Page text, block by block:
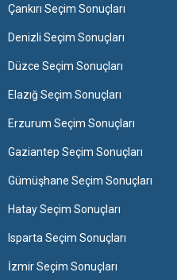
Çankırı Seçim Sonuçları
Denizli Seçim Sonuçları
Düzce Seçim Sonuçları
Elazığ Seçim Sonuçları
Erzurum Seçim Sonuçları
Gaziantep Seçim Sonuçları
Gümüşhane Seçim Sonuçları
Hatay Seçim Sonuçları
Isparta Seçim Sonuçları
İzmir Seçim Sonuçları